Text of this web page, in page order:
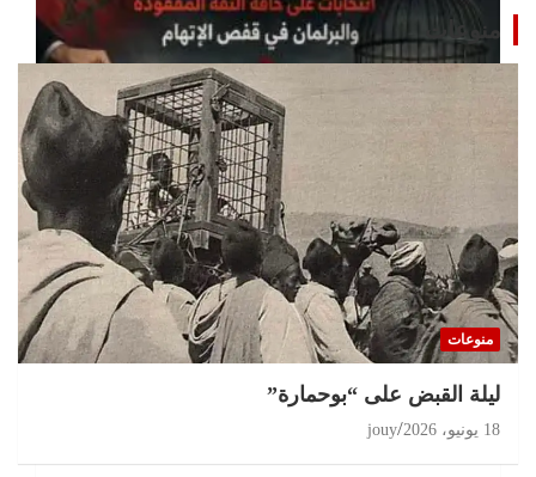
تحقيقات
مغرب 2026 انتخابات على حافة الثقة المفقودة و
البرلمان في قفص الإتهام
jouy
منوعات
منوعات
ليلة القبض على “بوحمارة”
18 يونيو، 2026 jouy